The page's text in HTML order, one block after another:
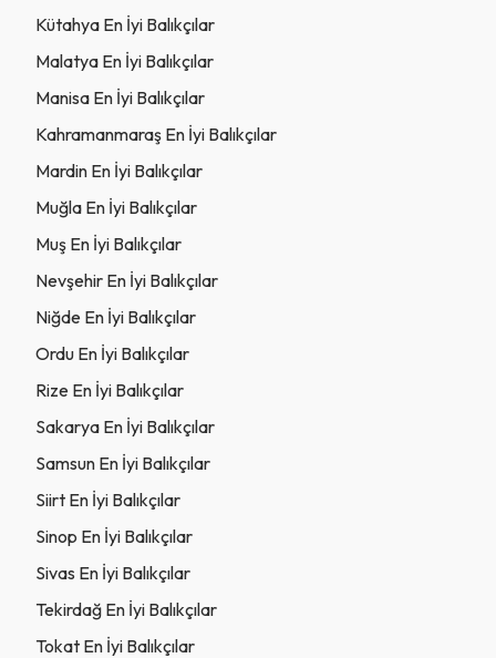
Kütahya En İyi Balıkçılar
Malatya En İyi Balıkçılar
Manisa En İyi Balıkçılar
Kahramanmaraş En İyi Balıkçılar
Mardin En İyi Balıkçılar
Muğla En İyi Balıkçılar
Muş En İyi Balıkçılar
Nevşehir En İyi Balıkçılar
Niğde En İyi Balıkçılar
Ordu En İyi Balıkçılar
Rize En İyi Balıkçılar
Sakarya En İyi Balıkçılar
Samsun En İyi Balıkçılar
Siirt En İyi Balıkçılar
Sinop En İyi Balıkçılar
Sivas En İyi Balıkçılar
Tekirdağ En İyi Balıkçılar
Tokat En İyi Balıkçılar